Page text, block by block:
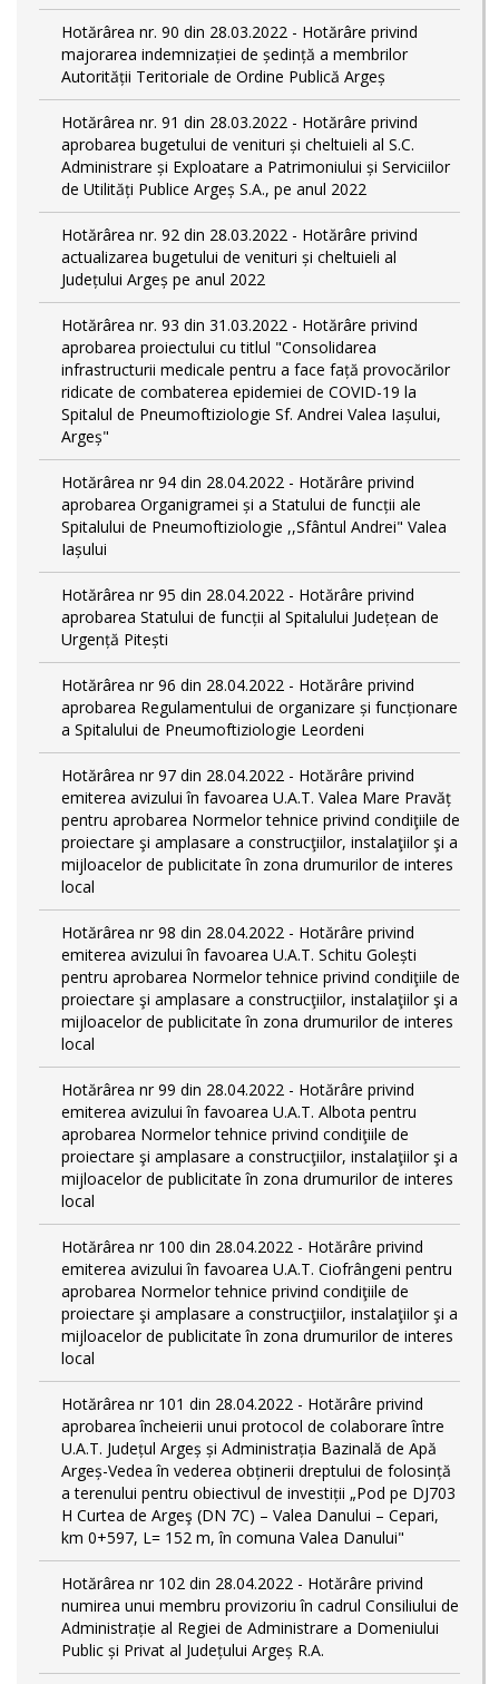
Hotărârea nr. 90 din 28.03.2022 - Hotărâre privind
majorarea indemnizației de ședință a membrilor
Autorității Teritoriale de Ordine Publică Argeș
Hotărârea nr. 91 din 28.03.2022 - Hotărâre privind
aprobarea bugetului de venituri și cheltuieli al S.C.
Administrare și Exploatare a Patrimoniului și Serviciilor
de Utilități Publice Argeș S.A., pe anul 2022
Hotărârea nr. 92 din 28.03.2022 - Hotărâre privind
actualizarea bugetului de venituri și cheltuieli al
Județului Argeș pe anul 2022
Hotărârea nr. 93 din 31.03.2022 - Hotărâre privind
aprobarea proiectului cu titlul "Consolidarea
infrastructurii medicale pentru a face față provocărilor
ridicate de combaterea epidemiei de COVID-19 la
Spitalul de Pneumoftiziologie Sf. Andrei Valea Iașului,
Argeș"
Hotărârea nr 94 din 28.04.2022 - Hotărâre privind
aprobarea Organigramei și a Statului de funcții ale
Spitalului de Pneumoftiziologie ,,Sfântul Andrei" Valea
Iașului
Hotărârea nr 95 din 28.04.2022 - Hotărâre privind
aprobarea Statului de funcții al Spitalului Județean de
Urgență Pitești
Hotărârea nr 96 din 28.04.2022 - Hotărâre privind
aprobarea Regulamentului de organizare și funcționare
a Spitalului de Pneumoftiziologie Leordeni
Hotărârea nr 97 din 28.04.2022 - Hotărâre privind
emiterea avizului în favoarea U.A.T. Valea Mare Pravăț
pentru aprobarea Normelor tehnice privind condiţiile de
proiectare şi amplasare a construcţiilor, instalaţiilor şi a
mijloacelor de publicitate în zona drumurilor de interes
local
Hotărârea nr 98 din 28.04.2022 - Hotărâre privind
emiterea avizului în favoarea U.A.T. Schitu Golești
pentru aprobarea Normelor tehnice privind condiţiile de
proiectare şi amplasare a construcţiilor, instalaţiilor şi a
mijloacelor de publicitate în zona drumurilor de interes
local
Hotărârea nr 99 din 28.04.2022 - Hotărâre privind
emiterea avizului în favoarea U.A.T. Albota pentru
aprobarea Normelor tehnice privind condiţiile de
proiectare şi amplasare a construcţiilor, instalaţiilor şi a
mijloacelor de publicitate în zona drumurilor de interes
local
Hotărârea nr 100 din 28.04.2022 - Hotărâre privind
emiterea avizului în favoarea U.A.T. Ciofrângeni pentru
aprobarea Normelor tehnice privind condiţiile de
proiectare şi amplasare a construcţiilor, instalaţiilor şi a
mijloacelor de publicitate în zona drumurilor de interes
local
Hotărârea nr 101 din 28.04.2022 - Hotărâre privind
aprobarea încheierii unui protocol de colaborare între
U.A.T. Județul Argeș și Administrația Bazinală de Apă
Argeș-Vedea în vederea obținerii dreptului de folosință
a terenului pentru obiectivul de investiții „Pod pe DJ703
H Curtea de Argeş (DN 7C) – Valea Danului – Cepari,
km 0+597, L= 152 m, în comuna Valea Danului"
Hotărârea nr 102 din 28.04.2022 - Hotărâre privind
numirea unui membru provizoriu în cadrul Consiliului de
Administrație al Regiei de Administrare a Domeniului
Public și Privat al Județului Argeș R.A.